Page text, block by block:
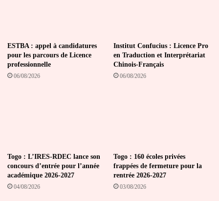
ESTBA : appel à candidatures
pour les parcours de Licence
professionnelle
06/08/2026
Institut Confucius : Licence Pro
en Traduction et Interprétariat
Chinois-Français
06/08/2026
Togo : L’IRES-RDEC lance son
concours d’entrée pour l’année
académique 2026-2027
04/08/2026
Togo : 160 écoles privées
frappées de fermeture pour la
rentrée 2026-2027
03/08/2026